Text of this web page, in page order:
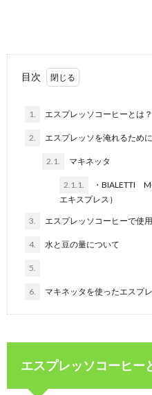
目次
1. エスプレッソコーヒーとは？
2. エスプレッソを淹れるため
2.1. マキネッタ
2.1.1.
・BIALETTI
エキスプレス）
3. エスプレッソコーヒーで使
4. 水と豆の量について
5.
6. マキネッタを使ったエスプ
エスプレッソコーヒー